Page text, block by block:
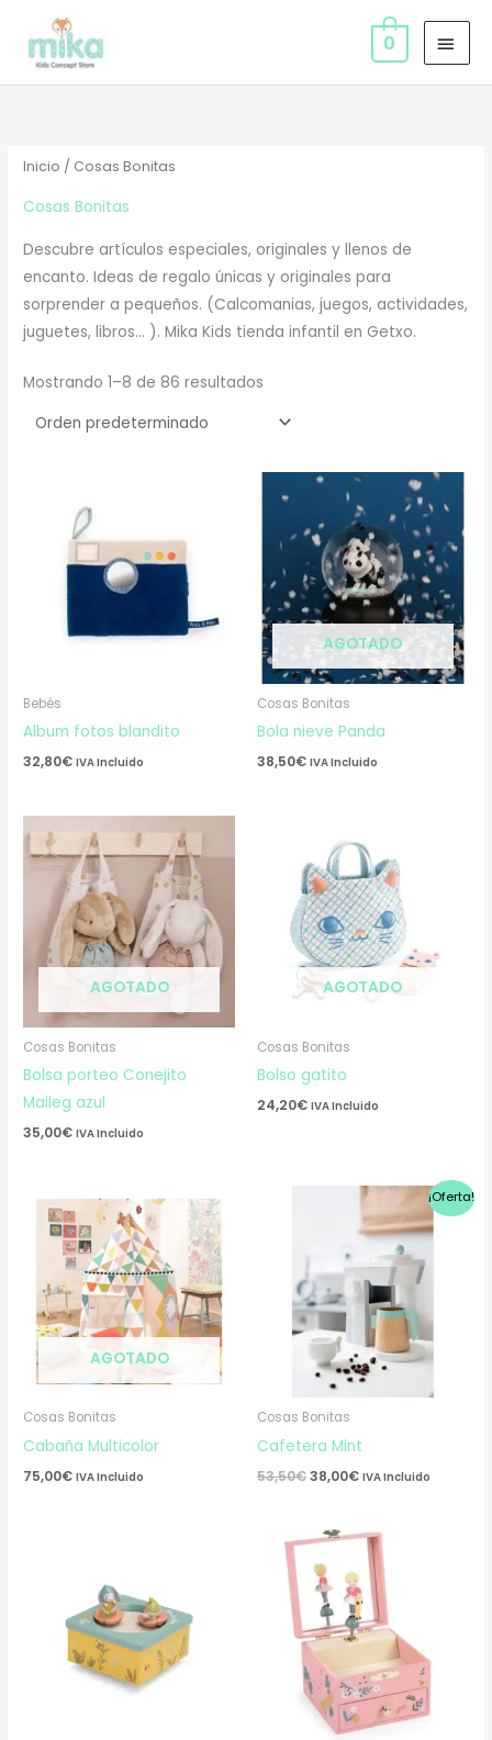
contenido
0
Inicio / Cosas Bonitas
Cosas Bonitas
Descubre artículos especiales, originales y llenos de
encanto. Ideas de regalo únicas y originales para
sorprender a pequeños. (Calcomanias, juegos, actividades,
juguetes, libros… ). Mika Kids tienda infantil en Getxo.
Mostrando 1–8 de 86 resultados
Bebés
Album fotos blandito
32,80€ IVA Incluido
AGOTADO
Cosas Bonitas
Bola nieve Panda
38,50€ IVA Incluido
AGOTADO
Cosas Bonitas
Bolsa porteo Conejito
Maileg azul
35,00€ IVA Incluido
AGOTADO
Cosas Bonitas
Bolso gatito
24,20€ IVA Incluido
AGOTADO
Cosas Bonitas
Cabaña Multicolor
75,00€ IVA Incluido
¡Oferta!
Cosas Bonitas
Cafetera Mint
53,50€
original
53,50€.
38,00€
El
precio
actual
38,00€.
IVA Incluido